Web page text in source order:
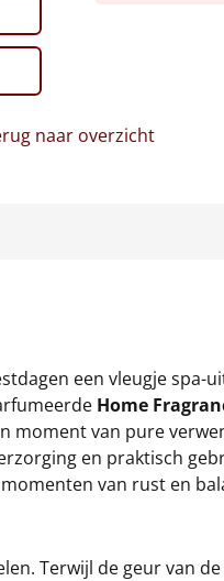
naar overzicht
een vleugje
Home
moment van pure
en praktisch
van rust en
Terwijl de geur van